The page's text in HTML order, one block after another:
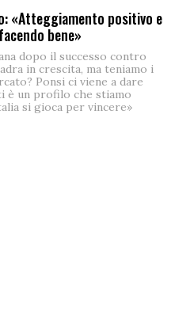
«Atteggiamento positivo e
bene»
dopo il successo contro
in crescita, ma teniamo i
Ponsi ci viene a dare
è un profilo che stiamo
si gioca per vincere»